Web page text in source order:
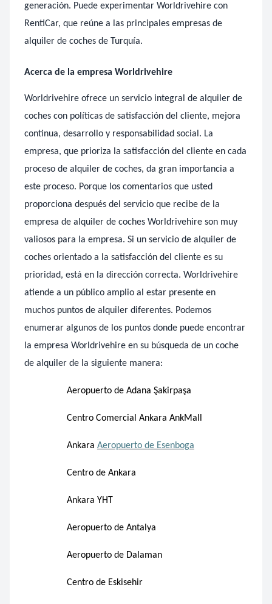
generación. Puede experimentar Worldrivehire con
RentiCar, que reúne a las principales empresas de
alquiler de coches de Turquía.
Acerca de la empresa Worldrivehire
Worldrivehire ofrece un servicio integral de alquiler de
coches con políticas de satisfacción del cliente, mejora
continua, desarrollo y responsabilidad social. La
empresa, que prioriza la satisfacción del cliente en cada
proceso de alquiler de coches, da gran importancia a
este proceso. Porque los comentarios que usted
proporciona después del servicio que recibe de la
empresa de alquiler de coches Worldrivehire son muy
valiosos para la empresa. Si un servicio de alquiler de
coches orientado a la satisfacción del cliente es su
prioridad, está en la dirección correcta. Worldrivehire
atiende a un público amplio al estar presente en
muchos puntos de alquiler diferentes. Podemos
enumerar algunos de los puntos donde puede encontrar
la empresa Worldrivehire en su búsqueda de un coche
de alquiler de la siguiente manera:
Aeropuerto de Adana Şakirpaşa
Centro Comercial Ankara AnkMall
Ankara Aeropuerto de Esenboga
Centro de Ankara
Ankara YHT
Aeropuerto de Antalya
Aeropuerto de Dalaman
Centro de Eskisehir